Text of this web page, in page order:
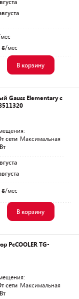
/мес
В корзину
Gauss Elementary с
сети Максимальная
/мес
В корзину
PcCOOLER TG-
сети Максимальная